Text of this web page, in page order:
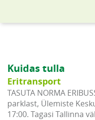
Kuidas tulla
Eritransport
TASUTA NORMA
parklast, Ülemiste
17:00. Tagasi Tallinna